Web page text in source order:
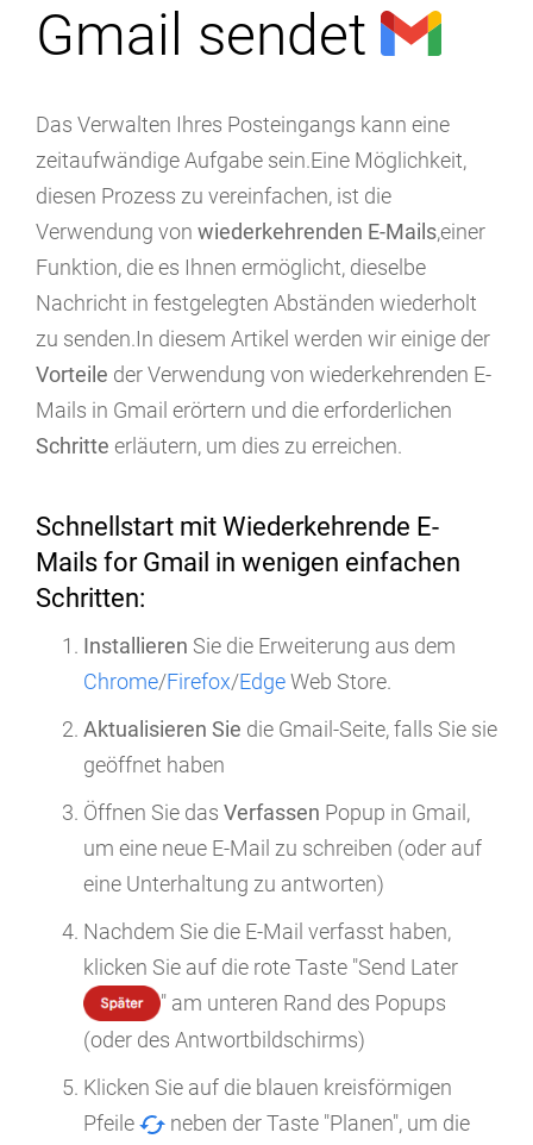
Gmail sendet
Das Verwalten Ihres Posteingangs kann eine
zeitaufwändige Aufgabe sein.Eine Möglichkeit,
diesen Prozess zu vereinfachen, ist die
Verwendung von wiederkehrenden E-Mails,einer
Funktion, die es Ihnen ermöglicht, dieselbe
Nachricht in festgelegten Abständen wiederholt
zu senden.In diesem Artikel werden wir einige der
Vorteile der Verwendung von wiederkehrenden E-
Mails in Gmail erörtern und die erforderlichen
Schritte erläutern, um dies zu erreichen.
Schnellstart mit Wiederkehrende E-
Mails for Gmail in wenigen einfachen
Schritten:
Installieren Sie die Erweiterung aus dem
Chrome/Firefox/EdgeWeb Store.
Aktualisieren Sie die Gmail-Seite, falls Sie sie
geöffnet haben
Öffnen Sie das Verfassen Popup in Gmail,
um eine neue E-Mail zu schreiben (oder auf
eine Unterhaltung zu antworten)
Nachdem Sie die E-Mail verfasst haben,
klicken Sie auf die rote Taste "Send Later
" am unteren Rand des Popups
(oder des Antwortbildschirms)
Klicken Sie auf die blauen kreisförmigen
Pfeile
neben der Taste "Planen", um die